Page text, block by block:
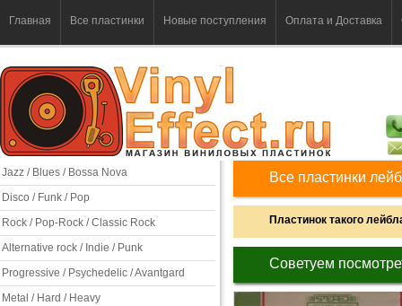
Главная Все пластинки Новые поступления Оплата и Доставка
Jazz / Blues / Bossa Nova
Disco / Funk / Pop
Rock / Pop-Rock / Classic Rock
Alternative rock / Indie / Punk
Progressive / Psychedelic / Avantgard
Metal / Hard / Heavy
Все пластинки
Пластинок такого
Советуем